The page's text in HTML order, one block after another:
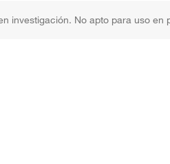
investigación. No apto para uso en